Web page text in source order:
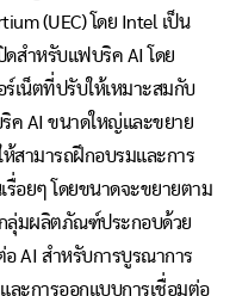
(UEC) โดย Intel เป็น
ดสำหรับแฟบริค AI โดย
ร์เน็ตที่ปรับให้เหมาะสมกับ
ค AI ขนาดใหญ่และขยาย
สามารถฝึกอบรมและการ
อยๆ โดยขนาดจะขยายตาม
ลุ่มผลิตภัณฑ์ประกอบด้วย
อ AI สำหรับการบูรณาการ
ละการออกแบบการเชื่อมต่อ